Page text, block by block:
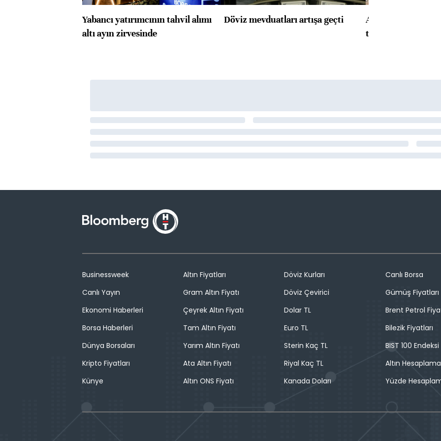
Yabancı yatırımcının tahvil alımı
altı ayın zirvesinde
Döviz mevduatları artışa geçti
ABD'de konut
toparlandı
Businessweek
Canlı Yayın
Ekonomi Haberleri
Borsa Haberleri
Dünya Borsaları
Kripto Fiyatları
Künye
Altın Fiyatları
Gram Altın Fiyatı
Çeyrek Altın Fiyatı
Tam Altın Fiyatı
Yarım Altın Fiyatı
Ata Altın Fiyatı
Altın ONS Fiyatı
Döviz Kurları
Döviz Çevirici
Dolar TL
Euro TL
Sterin Kaç TL
Riyal Kaç TL
Kanada Doları
Canlı Borsa
Gümüş Fiyatları
Brent Petrol
Bilezik Fiyatları
BIST 100 Endeksi
Altın Hesaplama
Yüzde